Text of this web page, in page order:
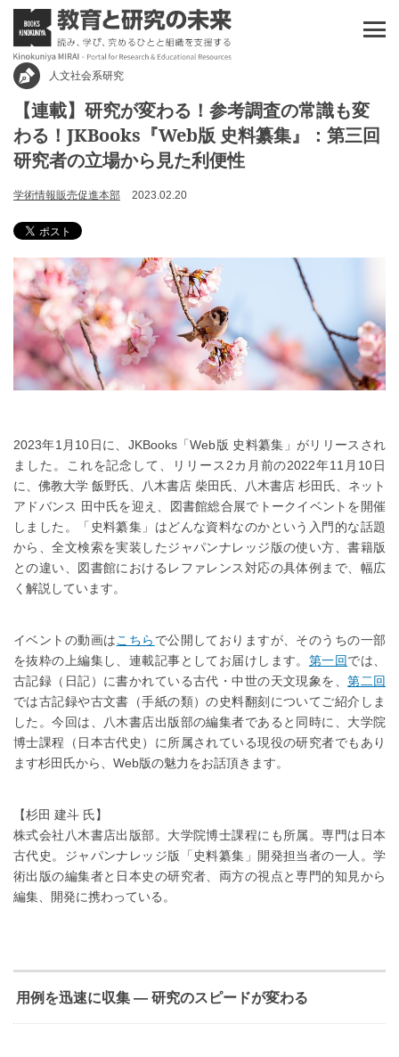
人文社会系研究
【連載】研究が変わる！参考調査の常識も変
わる！JKBooks『Web版 史料纂集』：第三回
研究者の立場から見た利便性
学術情報販売促進本部 2023.02.20
2023年1月10日に、JKBooks「Web版 史料纂集」がリリースされ
ました。これを記念して、リリース2カ月前の2022年11月10日
に、佛教大学 飯野氏、八木書店 柴田氏、八木書店 杉田氏、ネット
アドバンス 田中氏を迎え、図書館総合展でトークイベントを開催
しました。「史料纂集」はどんな資料なのかという入門的な話題
から、全文検索を実装したジャパンナレッジ版の使い方、書籍版
との違い、図書館におけるレファレンス対応の具体例まで、幅広
く解説しています。
イベントの動画はこちら で公開しておりますが、そのうちの一部
を抜粋の上編集し、連載記事としてお届けします。 第一回では、
古記録（日記）に書かれている古代・中世の天文現象を、第二回
では古記録や古文書（手紙の類）の史料翻刻についてご紹介しま
した。今回は、八木書店出版部の編集者であると同時に、大学院
博士課程（日本古代史）に所属されている現役の研究者でもあり
ます杉田氏から、Web版の魅力をお話頂きます。
【杉田 建斗 氏】
株式会社八木書店出版部。大学院博士課程にも所属。専門は日本
古代史。ジャパンナレッジ版「史料纂集」開発担当者の一人。学
術出版の編集者と日本史の研究者、両方の視点と専門的知見から
編集、開発に携わっている。
用例を迅速に収集 ― 研究のスピードが変わる